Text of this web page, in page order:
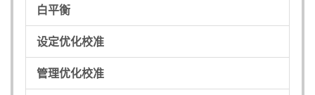
白平衡
设定优化校准
管理优化校准